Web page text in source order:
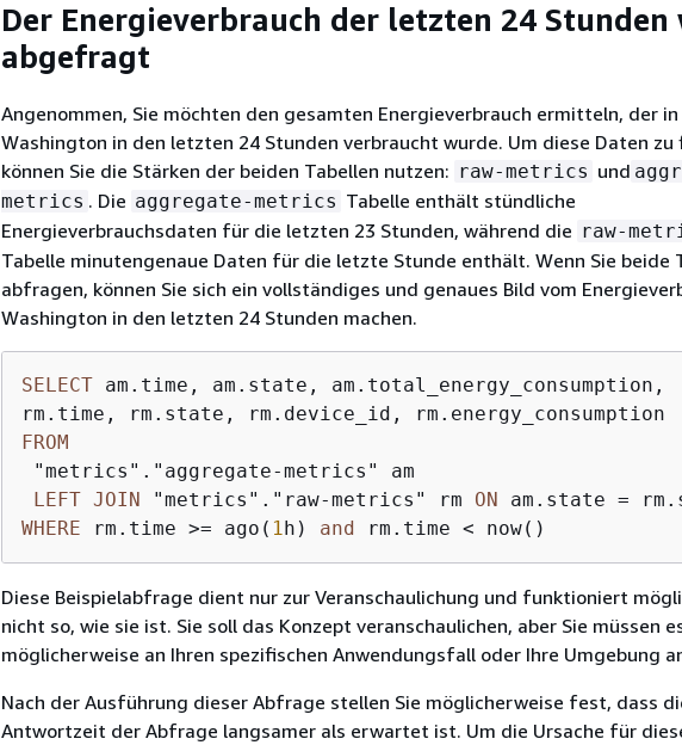
Der Energieverbrauch der letzten 24 Stunden
abgefragt
Angenommen, Sie möchten den gesamten Energieverbrauch ermitteln, der in
Washington in den letzten 24 Stunden verbraucht wurde. Um diese Daten zu
können Sie die Stärken der beiden Tabellen nutzen: raw-metrics und
metrics . Die aggregate-metrics Tabelle enthält stündliche
Energieverbrauchsdaten für die letzten 23 Stunden, während die raw-
Tabelle minutengenaue Daten für die letzte Stunde enthält. Wenn Sie beide
abfragen, können Sie sich ein vollständiges und genaues Bild vom
Washington in den letzten 24 Stunden machen.
SELECT am.time, am.state, am.total_energy_consumption,
FROM
"metrics"."aggregate-metrics" am
LEFT JOIN "metrics"."raw-metrics" rm ON am.state =
WHERE rm.time >= ago( 1 h) and rm.time < now()
Diese Beispielabfrage dient nur zur Veranschaulichung und funktioniert
nicht so, wie sie ist. Sie soll das Konzept veranschaulichen, aber Sie müssen
möglicherweise an Ihren spezifischen Anwendungsfall oder Ihre Umgebung
Nach der Ausführung dieser Abfrage stellen Sie möglicherweise fest, dass
Antwortzeit der Abfrage langsamer als erwartet ist. Um die Ursache für